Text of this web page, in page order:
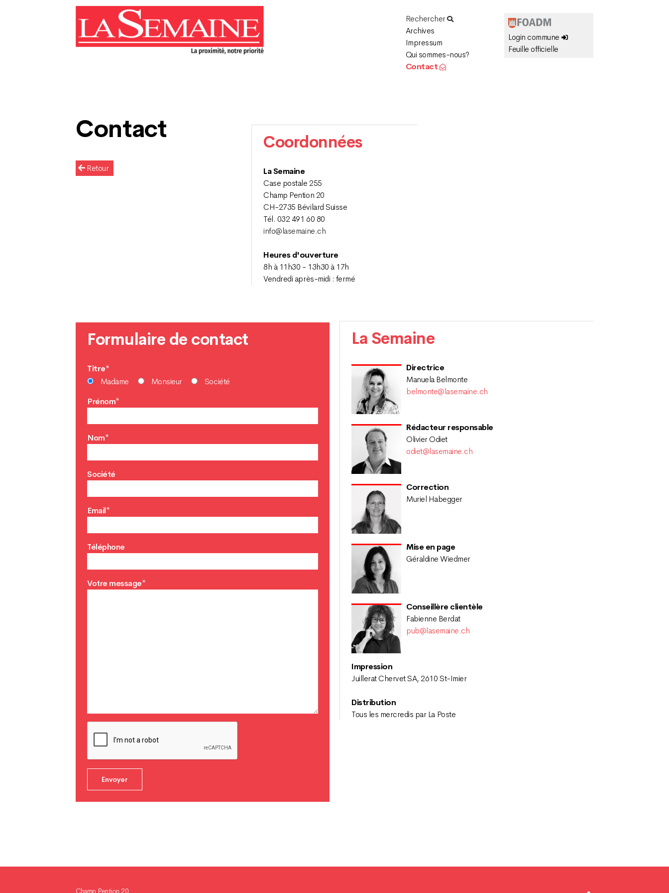
Rechercher
Archives
Impressum
Qui sommes-nous?
Contact
Login commune
Feuille officielle
Contact
Retour
Coordonnées
La Semaine
Case postale 255
Champ Pention 20
CH-2735 Bévilard Suisse
Tél. 032 491 60 80
info@lasemaine.ch
Heures d'ouverture
8h à 11h30 - 13h30 à 17h
Vendredi après-midi : fermé
Formulaire de contact
Titre*
Madame
Monsieur
Société
Prénom*
Nom*
Société
Email*
Téléphone
Votre message*
La Semaine
Directrice
Manuela Belmonte
belmonte@lasemaine.ch
Rédacteur responsable
Olivier Odiet
odiet@lasemaine.ch
Correction
Muriel Habegger
Mise en page
Géraldine Wiedmer
Conseillère clientèle
Fabienne Berdat
pub@lasemaine.ch
Impression
Juillerat Chervet SA, 2610 St-Imier
Distribution
Tous les mercredis par La Poste
Champ Pention 20